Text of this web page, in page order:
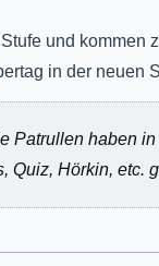
und kommen
in der neuen
haben
Quiz, Hörkin, etc.